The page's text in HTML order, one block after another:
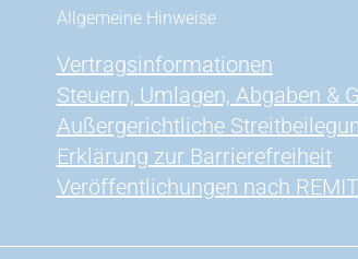
Allgemeine Hinweise
Vertragsinformationen
Steuern, Umlagen, Abgaben &
Außergerichtliche
Erklärung zur Barrierefreiheit
Veröffentlichungen nach REMIT